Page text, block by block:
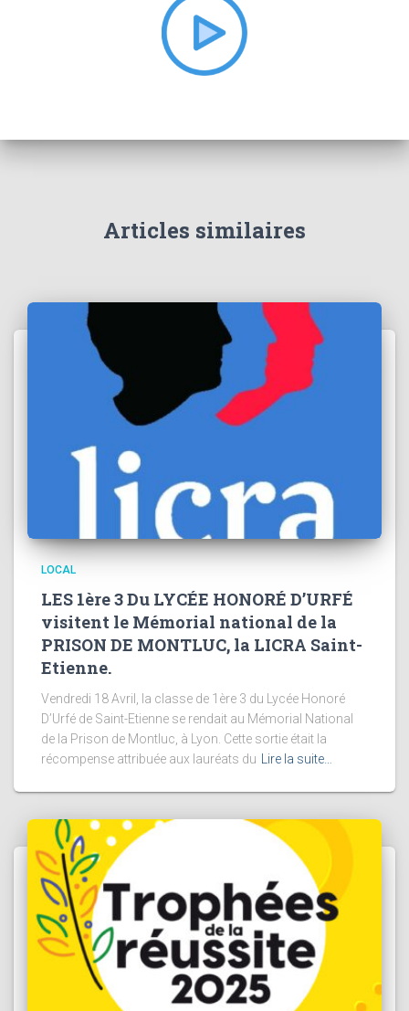
Articles similaires
LOCAL
LES 1ère 3 Du LYCÉE HONORÉ D’URFÉ
visitent le Mémorial national de la
PRISON DE MONTLUC, la LICRA Saint-
Etienne.
Vendredi 18 Avril, la classe de 1ère 3 du Lycée Honoré
D’Urfé de Saint-Etienne se rendait au Mémorial National
de la Prison de Montluc, à Lyon. Cette sortie était la
récompense attribuée aux lauréats du
Lire la suite…